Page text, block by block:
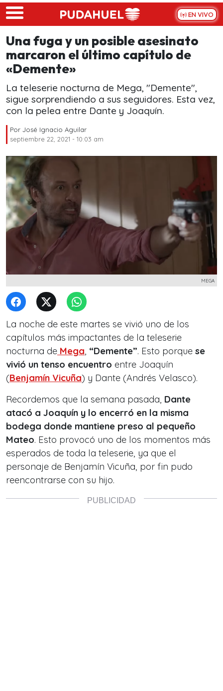
Skip to main content
EN VIVO
Una fuga y un posible asesinato
marcaron el último capítulo de
«Demente»
La teleserie nocturna de Mega, "Demente",
sigue sorprendiendo a sus seguidores. Esta vez,
con la pelea entre Dante y Joaquín.
Por José Ignacio Aguilar
septiembre 22, 2021 - 10:03 am
MEGA
La noche de este martes se vivió uno de los
capítulos más impactantes de la teleserie
nocturna de Mega, “Demente”. Esto porque se
vivió un tenso encuentro entre Joaquín
(Benjamín Vicuña) y Dante (Andrés Velasco).
Recordemos que la semana pasada, Dante
atacó a Joaquín y lo encerró en la misma
bodega donde mantiene preso al pequeño
Mateo. Esto provocó uno de los momentos más
esperados de toda la teleserie, ya que el
personaje de Benjamín Vicuña, por fin pudo
reencontrarse con su hijo.